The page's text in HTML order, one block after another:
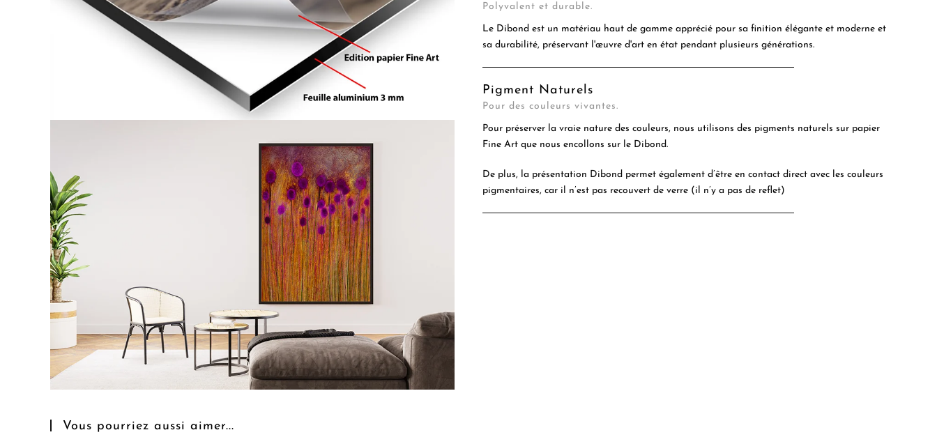
Polyvalent et durable.
Le Dibond est un matériau haut de gamme apprécié pour sa finition élégante et moderne et
sa durabilité, préservant l'œuvre d'art en état pendant plusieurs générations.
Pigment Naturels
Pour des couleurs vivantes.
Pour préserver la vraie nature des couleurs, nous utilisons des pigments naturels sur papier
Fine Art que nous encollons sur le Dibond.
De plus, la présentation Dibond permet également d’être en contact direct avec les couleurs
pigmentaires, car il n’est pas recouvert de verre (il n’y a pas de reflet)
Vous pourriez aussi aimer...